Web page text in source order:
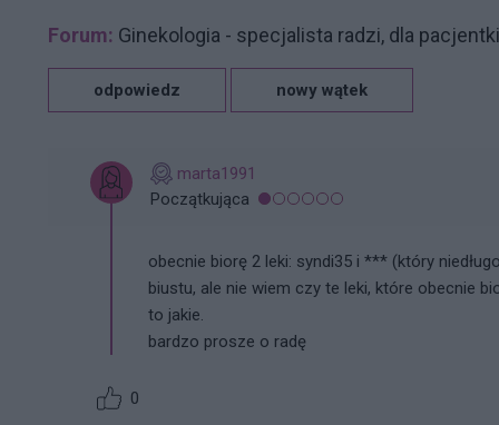
Forum: Ginekologia - specjalista radzi, dla pacjentki
odpowiedz nowy wątek
marta1991
Początkująca
obecnie biorę 2 leki: syndi35 i *** (który
biustu, ale nie wiem czy te leki, które obecnie
to jakie.
bardzo prosze o radę
0